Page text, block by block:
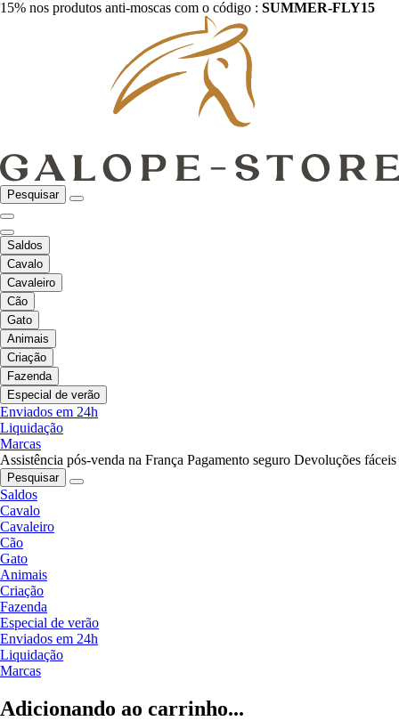
15% nos produtos anti-moscas com o código : SUMMER-FLY15
Pesquisar
Saldos
Cavalo
Cavaleiro
Cão
Gato
Animais
Criação
Fazenda
Especial de verão
Enviados em 24h
Liquidação
Marcas
Assistência pós-venda na França Pagamento seguro Devoluções fáceis
Pesquisar
Saldos
Cavalo
Cavaleiro
Cão
Gato
Animais
Criação
Fazenda
Especial de verão
Enviados em 24h
Liquidação
Marcas
Adicionando ao carrinho...